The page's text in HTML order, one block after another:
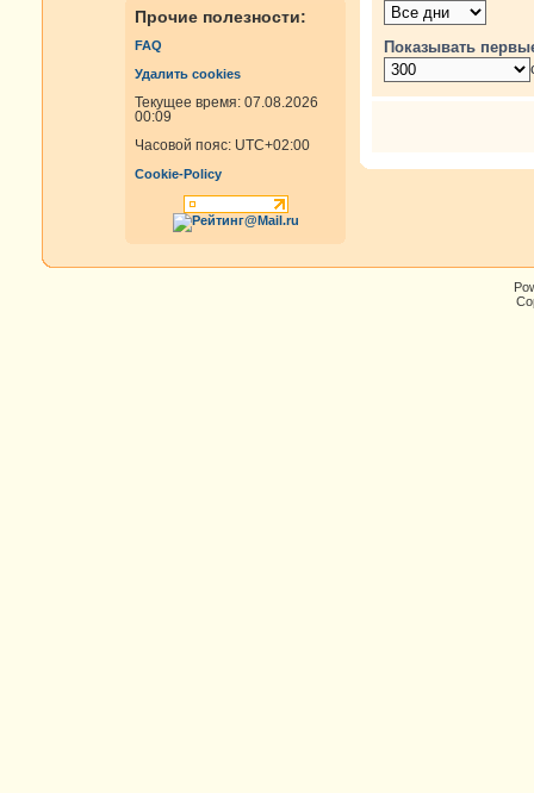
Прочие полезности:
FAQ
Удалить cookies
Текущее время: 07.08.2026
00:09
Часовой пояс: UTC+02:00
Cookie-Policy
Показывать